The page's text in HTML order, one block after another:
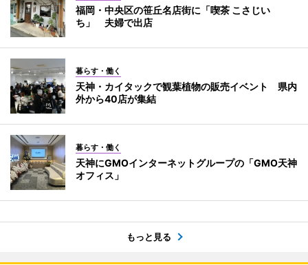
福岡・中央区の笹丘名店街に「喫茶 こさじい
ち」 夫婦で出店
暮らす・働く
天神・カイタックで観葉植物の販売イベント 県内
外から40店が集結
暮らす・働く
天神にGMOインターネットグループの「GMO天神
オフィス」
もっと見る